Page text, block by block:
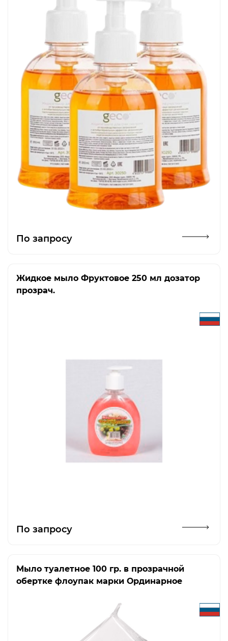
По запросу
Жидкое мыло Фруктовое 250 мл дозатор
прозрач.
По запросу
Мыло туалетное 100 гр. в прозрачной
обертке флоупак марки Ординарное